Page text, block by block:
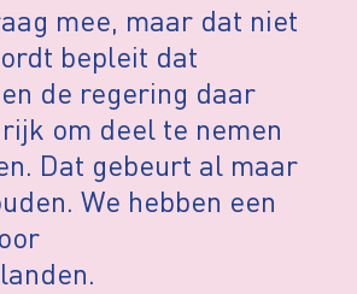
mee, maar dat niet
bepleit dat
de regering daar
om deel te nemen
Dat gebeurt al maar
We hebben een